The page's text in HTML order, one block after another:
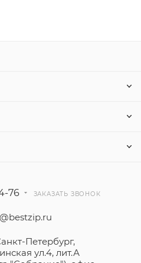
76 ЗАКАЗАТЬ ЗВОНОК
Петербург,
ул.4, лит.А